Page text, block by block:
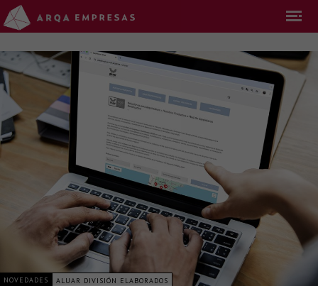
NOVEDADES ALUAR DIVISIÓN ELABORADOS